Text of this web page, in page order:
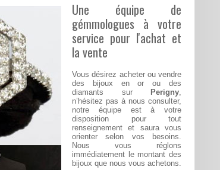
Une équipe de
gémmologues à votre
service pour l'achat et
la vente
Vous désirez acheter ou vendre
des bijoux en or ou des
diamants sur
Perigny,
n’hésitez pas à nous consulter,
notre équipe est à votre
disposition pour tout
renseignement et saura vous
orienter selon vos besoins.
Nous vous réglons
immédiatement le montant des
bijoux que nous vous achetons.